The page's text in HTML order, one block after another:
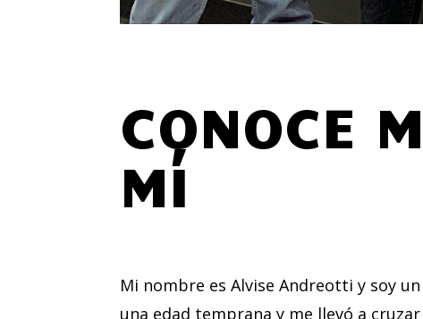
CONOCE
MÍ
Mi nombre es Alvise Andreotti y soy
una edad temprana y me llevó a